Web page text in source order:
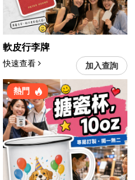
軟皮行李牌
加入查詢
快速查看
熱門